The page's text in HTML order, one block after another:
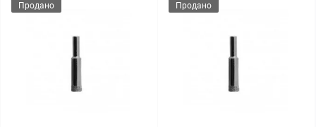
Продано Продано